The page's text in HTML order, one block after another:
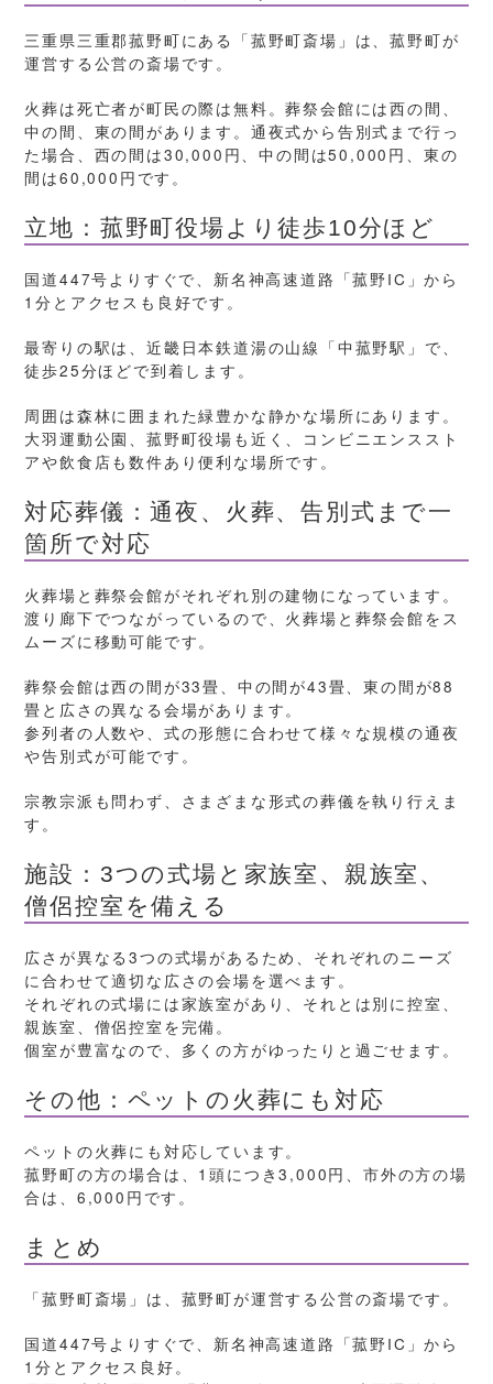
三重県三重郡菰野町にある「菰野町斎場」は、菰野町が
運営する公営の斎場です。
火葬は死亡者が町民の際は無料。葬祭会館には西の間、
中の間、東の間があります。通夜式から告別式まで行っ
た場合、西の間は30,000円、中の間は50,000円、東の
間は60,000円です。
立地：菰野町役場より徒歩10分ほど
国道447号よりすぐで、新名神高速道路「菰野IC」から
1分とアクセスも良好です。
最寄りの駅は、近畿日本鉄道湯の山線「中菰野駅」で、
徒歩25分ほどで到着します。
周囲は森林に囲まれた緑豊かな静かな場所にあります。
大羽運動公園、菰野町役場も近く、コンビニエンススト
アや飲食店も数件あり便利な場所です。
対応葬儀：通夜、火葬、告別式まで一
箇所で対応
火葬場と葬祭会館がそれぞれ別の建物になっています。
渡り廊下でつながっているので、火葬場と葬祭会館をス
ムーズに移動可能です。
葬祭会館は西の間が33畳、中の間が43畳、東の間が88
畳と広さの異なる会場があります。
参列者の人数や、式の形態に合わせて様々な規模の通夜
や告別式が可能です。
宗教宗派も問わず、さまざまな形式の葬儀を執り行えま
す。
施設：3つの式場と家族室、親族室、
僧侶控室を備える
広さが異なる3つの式場があるため、それぞれのニーズ
に合わせて適切な広さの会場を選べます。
それぞれの式場には家族室があり、それとは別に控室、
親族室、僧侶控室を完備。
個室が豊富なので、多くの方がゆったりと過ごせます。
その他：ペットの火葬にも対応
ペットの火葬にも対応しています。
菰野町の方の場合は、1頭につき3,000円、市外の方の場
合は、6,000円です。
まとめ
「菰野町斎場」は、菰野町が運営する公営の斎場です。
国道447号よりすぐで、新名神高速道路「菰野IC」から
1分とアクセス良好。